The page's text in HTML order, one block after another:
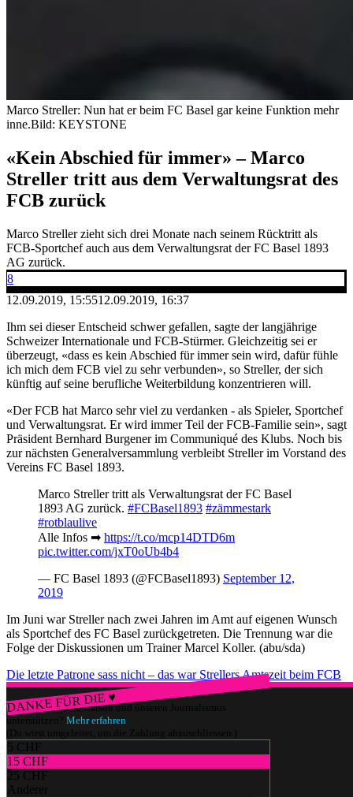
Marco Streller: Nun hat er beim FC Basel gar keine Funktion mehr
inne.Bild: KEYSTONE
«Kein Abschied für immer» – Marco
Streller tritt aus dem Verwaltungsrat des
FCB zurück
Marco Streller zieht sich drei Monate nach seinem Rücktritt als
FCB-Sportchef auch aus dem Verwaltungsrat der FC Basel 1893
AG zurück.
8
12.09.2019, 15:5512.09.2019, 16:37
Ihm sei dieser Entscheid schwer gefallen, sagte der langjährige
Schweizer Internationale und FCB-Stürmer. Gleichzeitig sei er
überzeugt, «dass es kein Abschied für immer sein wird, dafür fühle
ich mich dem FCB viel zu sehr verbunden», so Streller, der sich
künftig auf seine berufliche Weiterbildung konzentrieren will.
«Der FCB hat Marco sehr viel zu verdanken - als Spieler, Sportchef
und Verwaltungsrat. Er wird immer Teil der FCB-Familie sein», sagt
Präsident Bernhard Burgener im Communiqué des Klubs. Noch bis
zur nächsten Generalversammlung verbleibt Streller im Vorstand des
Vereins FC Basel 1893.
Marco Streller tritt als Verwaltungsrat der FC Basel
1893 AG zurück. #FCBasel1893 #zämmestark
#rotblaulive
Alle Infos ➡ https://t.co/mcp14DTD6m
pic.twitter.com/jxT0oUb4b4
— FC Basel 1893 (@FCBasel1893) September 12,
2019
Im Juni war Streller nach zwei Jahren im Amt auf eigenen Wunsch
als Sportchef des FC Basel zurückgetreten. Die Trennung war die
Folge der Diskussionen um Trainer Marcel Koller. (abu/sda)
Die letzte Patrone sass nicht – das war Strellers Amtszeit beim FCB
DANKE FÜR DIE ♥
Würdest du gerne watson und unseren Journalismus
unterstützen? Mehr erfahren
(Du wirst umgeleitet, um die Zahlung abzuschliessen.)
5 CHF
15 CHF
25 CHF
Anderer